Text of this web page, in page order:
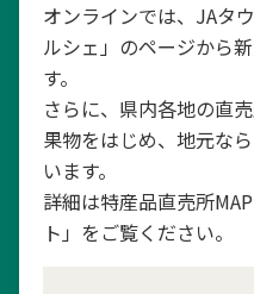
オンラインでは、JAタ
ルシェ」のページから
す。
さらに、県内各地の直
果物をはじめ、地元な
います。
詳細は特産品直売所
ト」をご覧ください。